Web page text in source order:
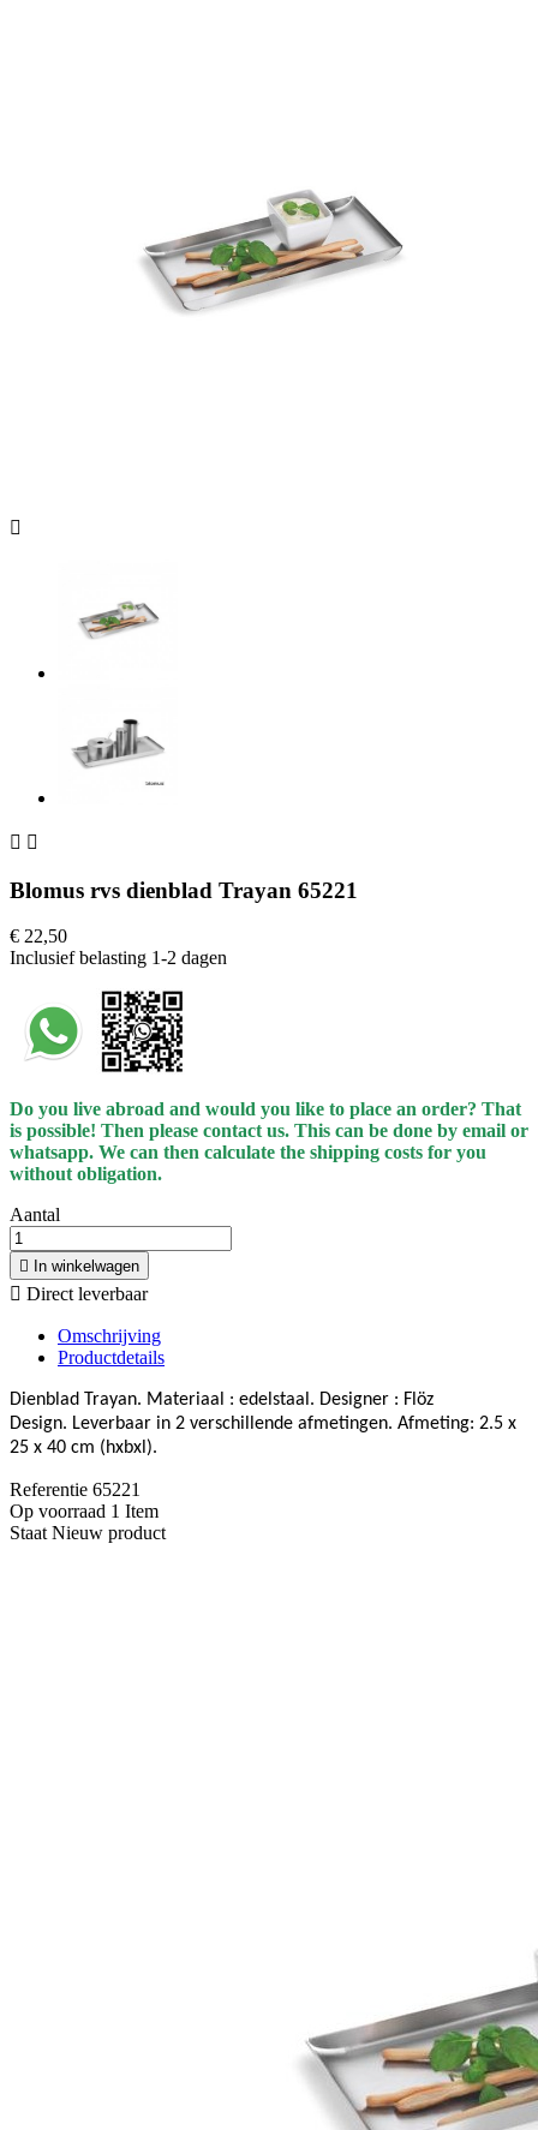

 
Blomus rvs dienblad Trayan 65221
€ 22,50
Inclusief belasting 1-2 dagen
Do you live abroad and would you like to place an order? That
is possible! Then please contact us. This can be done by email or
whatsapp. We can then calculate the shipping costs for you
without obligation.
Aantal
 In winkelwagen
 Direct leverbaar
Omschrijving
Productdetails
Dienblad Trayan. Materiaal : edelstaal. Designer : Flöz
Design. Leverbaar in 2 verschillende afmetingen. Afmeting: 2.5 x
25 x 40 cm (hxbxl).
Referentie 65221
Op voorraad 1 Item
StaatNieuw product